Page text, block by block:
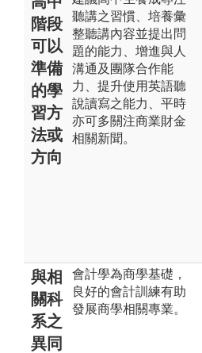
階段
可以
準備
的學
習方
法或
方向
聽講之習慣、培養彙
整聽講內容並提出問
題的能力、增進與人
溝通及團隊合作能
力、提升使用英語聽
說讀寫之能力、平時
亦可多關注商業財金
相關新聞。
與相
關科
系之
異同
會計學為商學基礎，
良好的會計訓練有助
發展商學相關專業。